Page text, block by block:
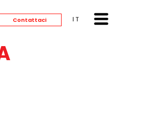
Contattaci ITALIANO